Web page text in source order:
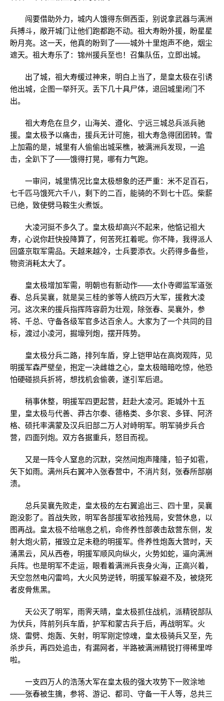
闯要借助外力，城内人饿得东倒西歪，别说拿武器与满洲
兵搏斗，敞开城门让他们跑都跑不动。祖大寿盼外援，盼星星
盼月亮。这一天，他真的盼到了——城外十里炮声不绝，烟尘
遮天。祖大寿乐了：锦州援兵至也！召集队伍，立即出城。
出了城，祖大寿缓过神来，明白上当了，是皇太极在引诱
他出城，企图一举歼灭。丢下几十具尸体，退回城里闭门不
出。
祖大寿危在旦夕，山海关、遵化、宁远三城总兵派兵驰
援。皇太极予以痛击，援兵无计可施，祖大寿急得团团转。雪
上加霜的是，城里有人偷偷出城采樵，被满洲兵发现，一追
击，全趴下了——饿得打晃，哪有力气跑。
一审问，城里情况比皇太极想象的还严重：米不足百石，
七千匹马饿死六千八，剩下的二百，能骑的不到七十匹。柴薪
已绝，致使劈马鞍生火煮饭。
大凌河挺不多久了。皇太极却高兴不起来，他惦记祖大
寿，心说你赶快投降算了，何苦死扛着呢。你不降，我得派人
回盛京取军需品。天越来越冷，士兵要添衣。火药得多备些，
物资消耗太大了。
皇太极增加军需，明朝也有新动作——太仆寺卿监军道张
春、总兵吴襄，就是吴三桂的爹等人统四万大军，援救大凌
河。这次来的援兵指挥阵容蔚为壮观，除张春、吴襄外，参
将、千总、守备各级军官多达百余人。大家为了一个共同的目
标，渡过小凌河，掘壕列炮，摆开阵势。
皇太极分兵二路，排列车盾，穿上铠甲站在高岗观阵，见
明援军森严壁垒，抱定一决雌雄之心，皇太极暗暗吃惊，他恐
怕硬碰损兵折将，想找机会偷袭，遂引军后退。
稍事休整，明援军四更起营，赶赴大凌河。距城外十五
里，皇太极与代善、莽古尔泰、德格类、多尔衮、多铎、阿济
格、硕托率满蒙及汉兵旧部二万人对峙明军。明军骑步兵合
营，四面列炮。双方各据重兵，怒目而视。
又是一阵令人窒息的沉默，突然间炮声隆隆，铅子如雹，
矢下如雨。满州兵右翼冲入张春营中，不消片刻，张春所部崩
溃。
总兵吴襄先败走，皇太极的左右翼追出三、四十里，吴襄
跑没影了。首战失败，明军各部援军收拾残局，安营休息，以
图再战。皇太极不给喘息之机，命佟养性部袭击敌营东侧，发
射大炮火箭，摧毁立足未稳的明援军。佟养性炮轰大营时，天
涌黑云，风从西卷，明援军顺风向纵火，火势如蛇，逼向满洲
兵阵。也是明军不走运，眼看着满洲兵丧身火海，正高兴着，
天空忽然电闪雷鸣，大火风势逆转，明援军躲避不及，被烧死
者皮骨焦黑。
天公灭了明军，雨霁天晴，皇太极抓住战机，派精锐部队
为伏兵，阵前列兵车盾，护军和蒙古兵于后，再战明军。火
烧、雷劈、炮轰、矢射，明军刚定惊魂，皇太极骑兵又至，先
杀步兵，再四处追击，有漏网者，半路被满洲精锐打得稀里哗
啦。
一支四万人的浩荡大军在皇太极的强大攻势下一败涂地
——张春被生擒，参将、游记、都司、守备一干人等，总共三